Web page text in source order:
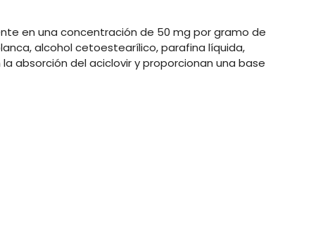
en una concentración de 50 mg por gramo de
alcohol cetoestearílico, parafina líquida,
absorción del aciclovir y proporcionan una base